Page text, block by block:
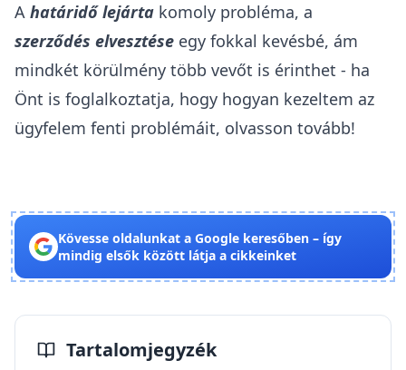
A határidő lejárta komoly probléma, a
szerződés elvesztése egy fokkal kevésbé, ám
mindkét körülmény több vevőt is érinthet - ha
Önt is foglalkoztatja, hogy hogyan kezeltem az
ügyfelem fenti problémáit, olvasson tovább!
Kövesse oldalunkat a Google keresőben – így
mindig elsők között látja a cikkeinket
Tartalomjegyzék